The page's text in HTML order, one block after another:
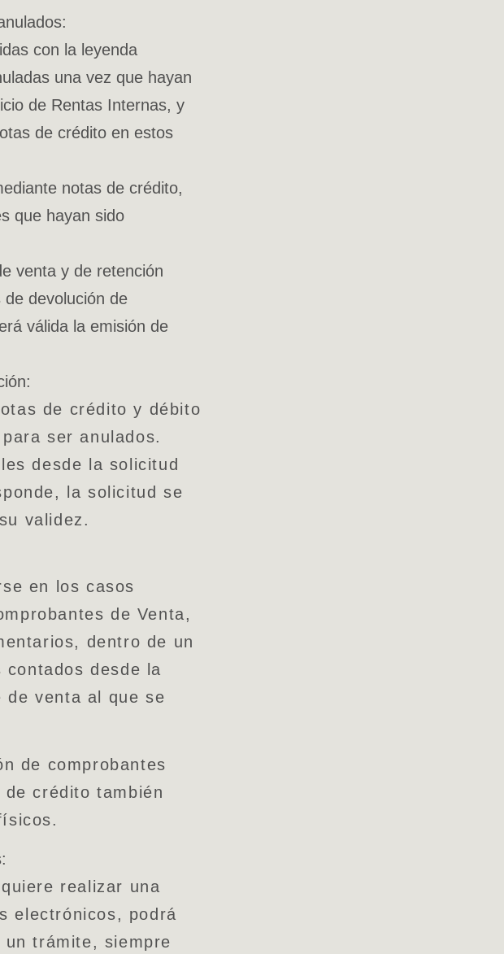
con la leyenda
una vez que hayan
de Rentas Internas, y
de crédito en estos
notas de crédito,
que hayan sido
venta y de retención
devolución de
válida la emisión de
de crédito y débito
ser anulados.
desde la solicitud
la solicitud se
validez.
en los casos
de Venta,
dentro de un
contados desde la
de venta al que se
de comprobantes
crédito también
realizar una
electrónicos, podrá
trámite, siempre